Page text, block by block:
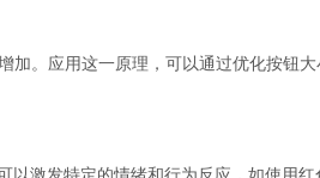
。应用这一原理，可以通过优化按钮